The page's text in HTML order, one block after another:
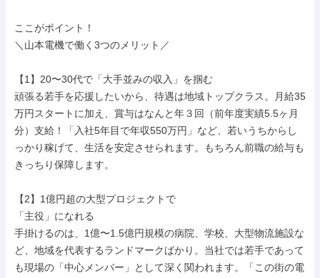
ここがポイント！
＼山本電機で働く3つのメリット／
【1】20〜30代で「大手並みの収入」を掴む
頑張る若手を応援したいから、待遇は地域トップクラス。月給35
万円スタートに加え、賞与はなんと年３回（前年度実績5.5ヶ月
分）支給！「入社5年目で年収550万円」など、若いうちからし
っかり稼げて、生活を安定させられます。もちろん前職の給与も
きっちり保障します。
【2】1億円超の大型プロジェクトで
「主役」になれる
手掛けるのは、1億〜1.5億円規模の病院、学校、大型物流施設な
ど、地域を代表するランドマークばかり。当社では若手であって
も現場の「中心メンバー」として深く関われます。「この街の電